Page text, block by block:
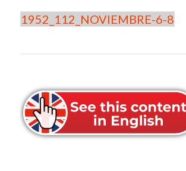
1952_112_NOVIEMBRE-6-8